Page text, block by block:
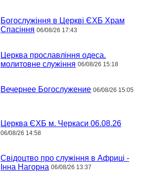
Богослужіння в Церкві ЄХБ Храм
Спасіння 06/08/26 17:43
Церква прославління одеса.
молитовне служіння 06/08/26 15:18
Вечернее Богослужение 06/08/26 15:05
Церква ЄХБ м. Черкаси 06.08.26
06/08/26 14:58
Свідоцтво про служіння в Африці -
Інна Нагорна 06/08/26 13:37